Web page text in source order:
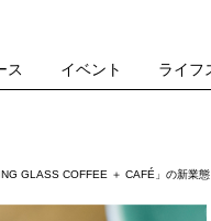
ス イベント ライフ
GLASS COFFEE ＋ CAFÉ」の新業態